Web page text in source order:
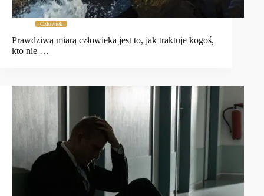
Człowiek
Prawdziwą miarą człowieka jest to, jak traktuje kogoś,
kto nie …